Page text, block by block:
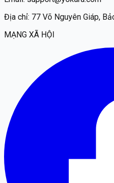
Địa chỉ: 77 Võ Nguyên Giáp,
MẠNG XÃ HỘI